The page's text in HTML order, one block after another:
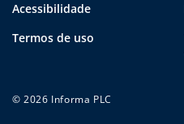
Acessibilidade
Termos de uso
© 2026 Informa PLC